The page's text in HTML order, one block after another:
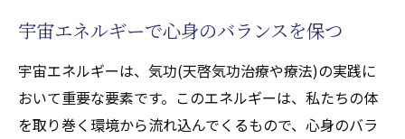
宇宙エネルギーで心身のバランスを保つ
宇宙エネルギーは、気功(天啓気功治療や療法)の実践に
おいて重要な要素です。このエネルギーは、私たちの体
を取り巻く環境から流れ込んでくるもので、心身のバラ